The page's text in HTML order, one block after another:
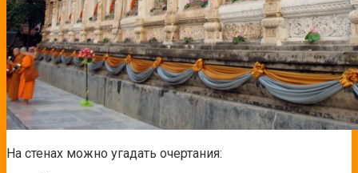
На стенах можно угадать очертания: